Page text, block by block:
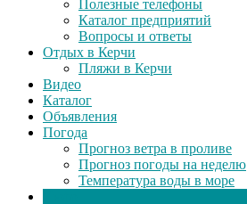
Полезные телефоны
Каталог предприятий
Вопросы и ответы
Отдых в Керчи
Пляжи в Керчи
Видео
Каталог
Объявления
Погода
Прогноз ветра в проливе
Прогноз погоды на неделю
Температура воды в море